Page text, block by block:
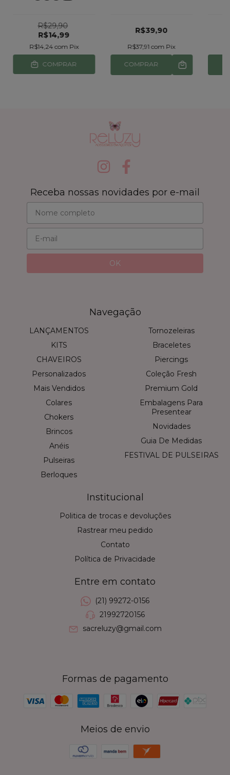
R$29,90
R$14,99
R$14,24com Pix
COMPRAR
R$39,90
R$37,91com Pix
COMPRAR
Receba nossas novidades por e-mail
Navegação
LANÇAMENTOS
KITS
CHAVEIROS
Personalizados
Mais Vendidos
Colares
Chokers
Brincos
Anéis
Pulseiras
Berloques
Tornozeleiras
Braceletes
Piercings
Coleção Fresh
Premium Gold
Embalagens Para
Presentear
Novidades
Guia De Medidas
FESTIVAL DE PULSEIRAS
Institucional
Politica de trocas e devoluções
Rastrear meu pedido
Contato
Política de Privacidade
Entre em contato
(21) 99272-0156
21992720156
sacreluzy@gmail.com
Formas de pagamento
Meios de envio